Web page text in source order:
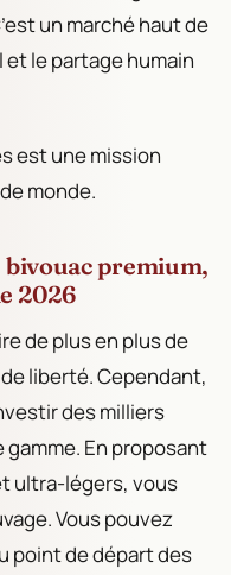
un marché haut de
et le partage humain
est une mission
monde.
bivouac premium,
2026
de plus en plus de
liberté. Cependant,
des milliers
En proposant
ultra-légers, vous
Vous pouvez
point de départ des